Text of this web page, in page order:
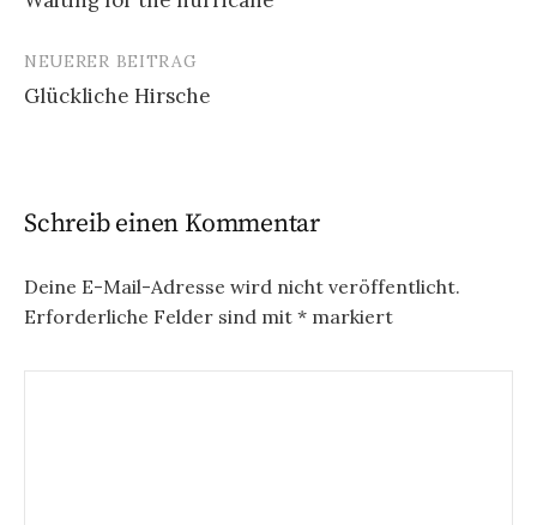
Navigation
NEUERER BEITRAG
Glückliche Hirsche
Schreib einen Kommentar
Deine E-Mail-Adresse wird nicht veröffentlicht.
Erforderliche Felder sind mit * markiert